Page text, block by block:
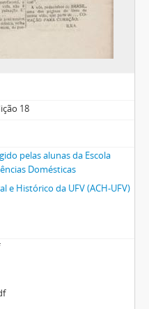
18
pelas alunas da Escola
Domésticas
e Histórico da UFV (ACH-UFV)